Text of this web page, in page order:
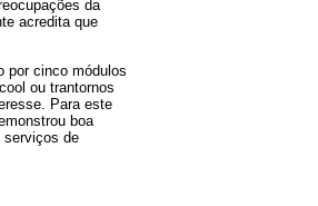
da
acredita que
por cinco módulos
ou trantornos
Para este
boa
serviços de